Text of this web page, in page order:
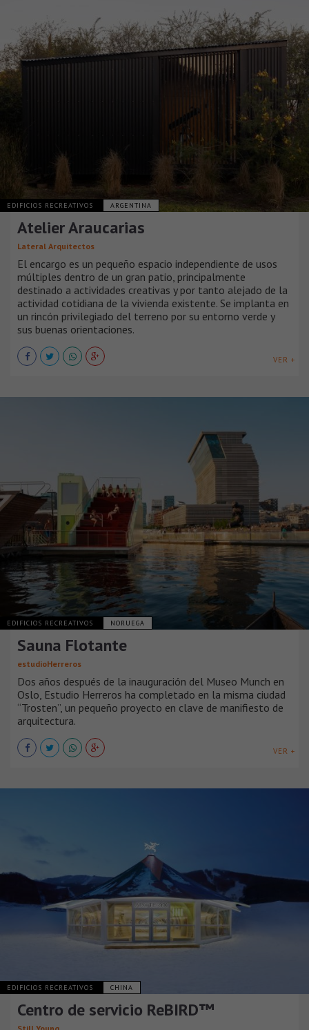
EDIFICIOS RECREATIVOS ARGENTINA
Atelier Araucarias
Lateral Arquitectos
El encargo es un pequeño espacio independiente de usos
múltiples dentro de un gran patio, principalmente
destinado a actividades creativas y por tanto alejado de la
actividad cotidiana de la vivienda existente. Se implanta en
un rincón privilegiado del terreno por su entorno verde y
sus buenas orientaciones.
VER +
EDIFICIOS RECREATIVOS NORUEGA
Sauna Flotante
estudioHerreros
Dos años después de la inauguración del Museo Munch en
Oslo, Estudio Herreros ha completado en la misma ciudad
“Trosten”, un pequeño proyecto en clave de manifiesto de
arquitectura.
VER +
EDIFICIOS RECREATIVOS CHINA
Centro de servicio ReBIRD™